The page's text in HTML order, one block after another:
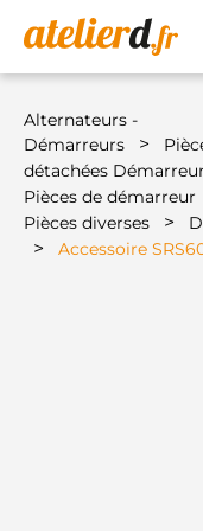
Alternateurs -
Démarreurs
>
détachées Démarreur
Pièces de démarreur
Pièces diverses >
> Accessoire